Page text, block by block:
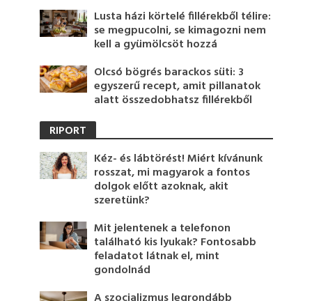
Lusta házi körtelé fillérekből télire:
se megpucolni, se kimagozni nem
kell a gyümölcsöt hozzá
Olcsó bögrés barackos süti: 3
egyszerű recept, amit pillanatok
alatt összedobhatsz fillérekből
RIPORT
Kéz- és lábtörést! Miért kívánunk
rosszat, mi magyarok a fontos
dolgok előtt azoknak, akit
szeretünk?
Mit jelentenek a telefonon
található kis lyukak? Fontosabb
feladatot látnak el, mint
gondolnád